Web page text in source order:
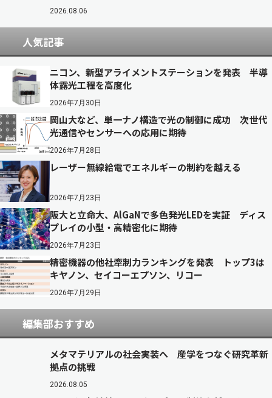
2026.08.06
人気記事
ニコン、新型アライメントステーションを発表 半導
体露光工程を高度化
2026年7月30日
岡山大など、単一ナノ構造で光の制御に成功 次世代
光通信やセンサーへの応用に期待
2026年7月28日
レーザー無線給電でエネルギーの制約を越える
2026年7月23日
阪大と立命大、AlGaNで多色発光LEDを実証 ディス
プレイの小型・高精密化に期待
2026年7月23日
精密機器の他社牽制力ランキングを発表 トップ3は
キヤノン、セイコーエプソン、リコー
2026年7月29日
編集部おすすめ
メタマテリアルの社会実装へ 産学をつなぐ研究革新
拠点の挑戦
2026.08.05